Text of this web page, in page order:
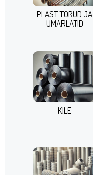
PLAST TORUD JA
ÜMARLATID
KILE